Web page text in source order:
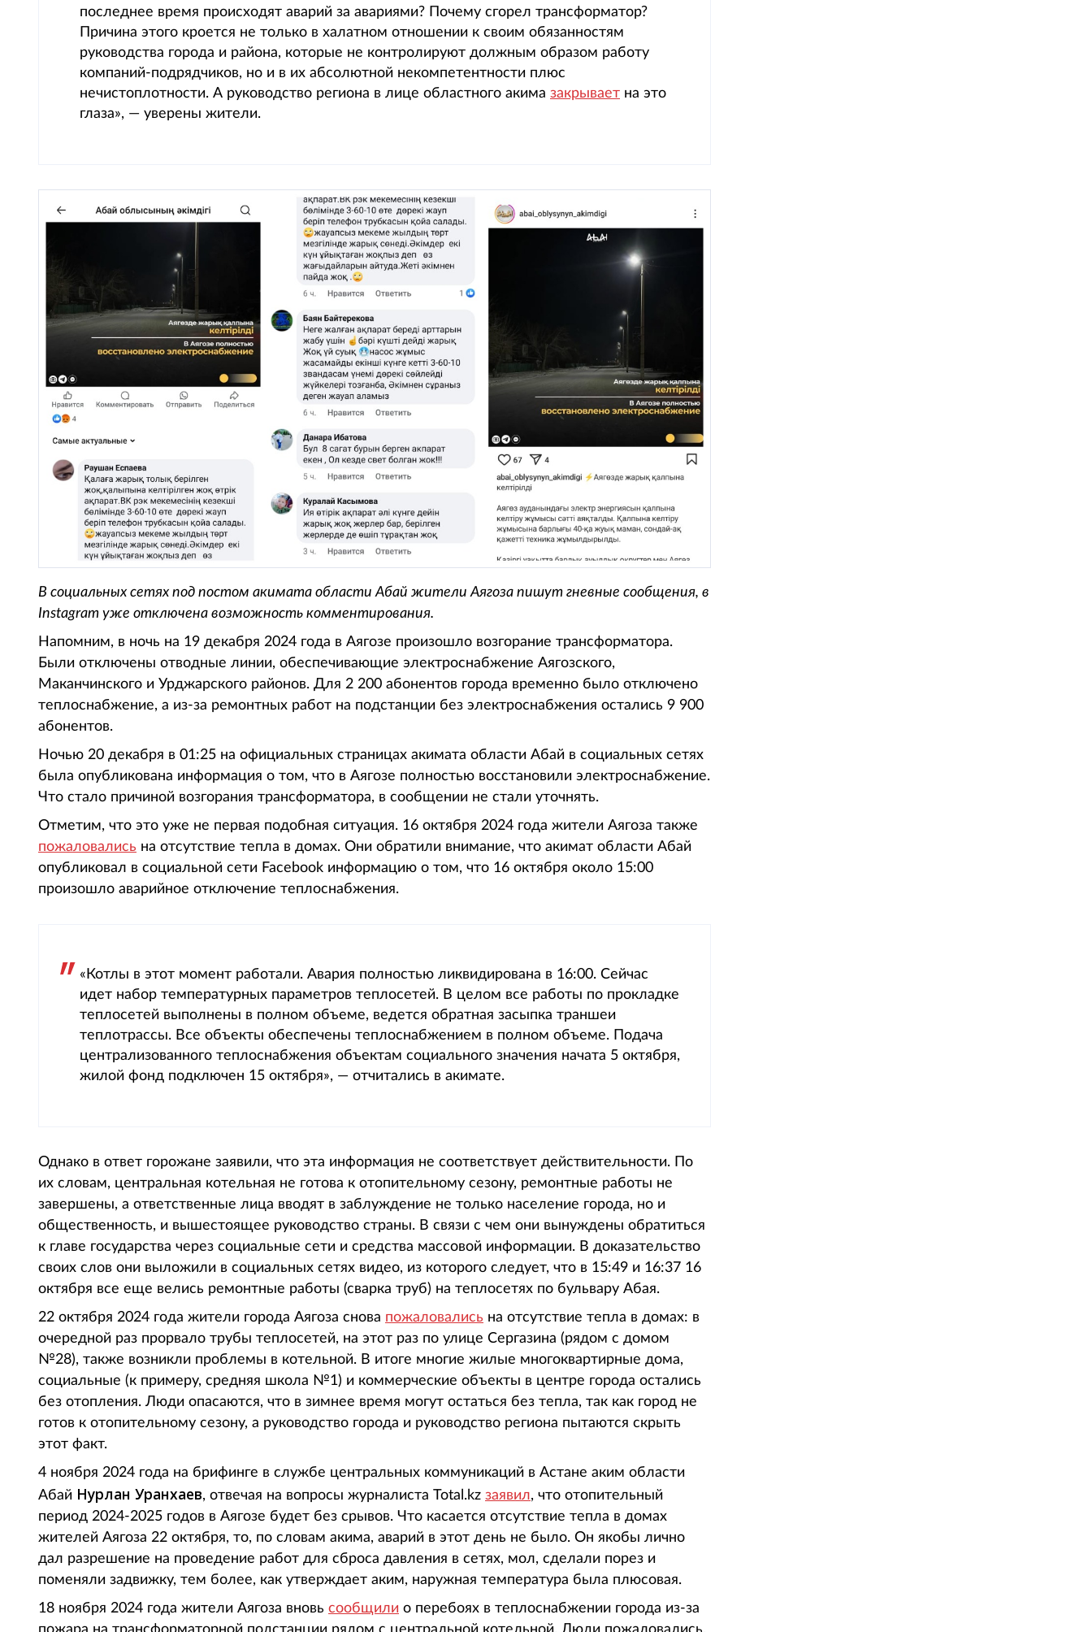
последнее время происходят аварий за авариями? Почему сгорел трансформатор?
Причина этого кроется не только в халатном отношении к своим обязанностям
руководства города и района, которые не контролируют должным образом работу
компаний-подрядчиков, но и в их абсолютной некомпетентности плюс
нечистоплотности. А руководство региона в лице областного акима закрывает на это
глаза», — уверены жители.
В социальных сетях под постом акимата области Абай жители Аягоза пишут гневные сообщения, в
Instagram уже отключена возможность комментирования.
Напомним, в ночь на 19 декабря 2024 года в Аягозе произошло возгорание трансформатора.
Были отключены отводные линии, обеспечивающие электроснабжение Аягозского,
Маканчинского и Урджарского районов. Для 2 200 абонентов города временно было отключено
теплоснабжение, а из-за ремонтных работ на подстанции без электроснабжения остались 9 900
абонентов.
Ночью 20 декабря в 01:25 на официальных страницах акимата области Абай в социальных сетях
была опубликована информация о том, что в Аягозе полностью восстановили электроснабжение.
Что стало причиной возгорания трансформатора, в сообщении не стали уточнять.
Отметим, что это уже не первая подобная ситуация. 16 октября 2024 года жители Аягоза также
пожаловались на отсутствие тепла в домах. Они обратили внимание, что акимат области Абай
опубликовал в социальной сети Facebook информацию о том, что 16 октября около 15:00
произошло аварийное отключение теплоснабжения.
«Котлы в этот момент работали. Авария полностью ликвидирована в 16:00. Сейчас
идет набор температурных параметров теплосетей. В целом все работы по прокладке
теплосетей выполнены в полном объеме, ведется обратная засыпка траншеи
теплотрассы. Все объекты обеспечены теплоснабжением в полном объеме. Подача
централизованного теплоснабжения объектам социального значения начата 5 октября,
жилой фонд подключен 15 октября», — отчитались в акимате.
Однако в ответ горожане заявили, что эта информация не соответствует действительности. По
их словам, центральная котельная не готова к отопительному сезону, ремонтные работы не
завершены, а ответственные лица вводят в заблуждение не только население города, но и
общественность, и вышестоящее руководство страны. В связи с чем они вынуждены обратиться
к главе государства через социальные сети и средства массовой информации. В доказательство
своих слов они выложили в социальных сетях видео, из которого следует, что в 15:49 и 16:37 16
октября все еще велись ремонтные работы (сварка труб) на теплосетях по бульвару Абая.
22 октября 2024 года жители города Аягоза снова пожаловались на отсутствие тепла в домах: в
очередной раз прорвало трубы теплосетей, на этот раз по улице Сергазина (рядом с домом
№28), также возникли проблемы в котельной. В итоге многие жилые многоквартирные дома,
социальные (к примеру, средняя школа №1) и коммерческие объекты в центре города остались
без отопления. Люди опасаются, что в зимнее время могут остаться без тепла, так как город не
готов к отопительному сезону, а руководство города и руководство региона пытаются скрыть
этот факт.
4 ноября 2024 года на брифинге в службе центральных коммуникаций в Астане аким области
Абай Нурлан Уранхаев, отвечая на вопросы журналиста Total.kz заявил, что отопительный
период 2024-2025 годов в Аягозе будет без срывов. Что касается отсутствие тепла в домах
жителей Аягоза 22 октября, то, по словам акима, аварий в этот день не было. Он якобы лично
дал разрешение на проведение работ для сброса давления в сетях, мол, сделали порез и
поменяли задвижку, тем более, как утверждает аким, наружная температура была плюсовая.
18 ноября 2024 года жители Аягоза вновь сообщили о перебоях в теплоснабжении города из-за